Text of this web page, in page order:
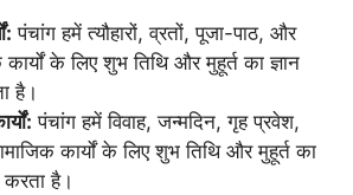
पंचांग हमें त्यौहारों, व्रतों, पूजा-पाठ, और
कार्यों के लिए शुभ तिथि और मुहूर्त का ज्ञान
है।
पंचांग हमें विवाह, जन्मदिन, गृह प्रवेश,
कार्यों के लिए शुभ तिथि और मुहूर्त का
करता है।